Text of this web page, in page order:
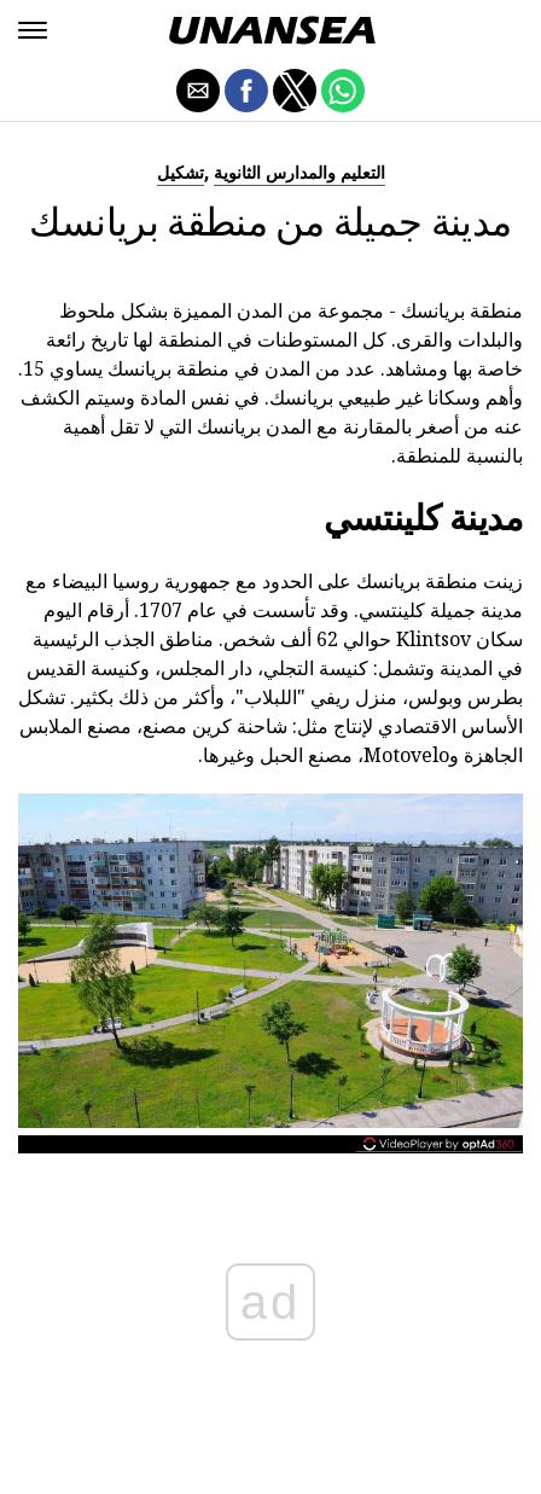
تشكيل, التعليم والمدارس الثانوية
مدينة جميلة من منطقة بريانسك
منطقة بريانسك - مجموعة من المدن المميزة بشكل ملحوظ
والبلدات والقرى. كل المستوطنات في المنطقة لها تاريخ رائعة
خاصة بها ومشاهد. عدد من المدن في منطقة بريانسك يساوي 15.
وأهم وسكانا غير طبيعي بريانسك. في نفس المادة وسيتم الكشف
عنه من أصغر بالمقارنة مع المدن بريانسك التي لا تقل أهمية
بالنسبة للمنطقة.
مدينة كلينتسي
زينت منطقة بريانسك على الحدود مع جمهورية روسيا البيضاء مع
مدينة جميلة كلينتسي. وقد تأسست في عام 1707. أرقام اليوم
سكان Klintsov حوالي 62 ألف شخص. مناطق الجذب الرئيسية
في المدينة وتشمل: كنيسة التجلي، دار المجلس، وكنيسة القديس
بطرس وبولس، منزل ريفي "اللبلاب"، وأكثر من ذلك بكثير. تشكل
الأساس الاقتصادي لإنتاج مثل: شاحنة كرين مصنع، مصنع الملابس
الجاهزة وMotovelo، مصنع الحبل وغيرها.
ad